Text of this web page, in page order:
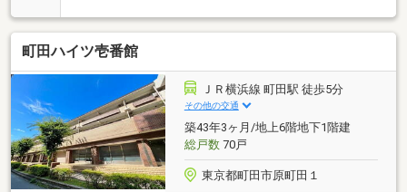
屋●専有面積約８３.６２㎡の４LDKタイプ●各居室に収
納スペースもありファミリーにおすすめな間取●前面
に遮る建物が無い為、陽当り、眺望が良好●LDには調
湿機能を持ち、気になるにおいや有害な物質も低減し
てくれるエコカラットを設置●１４１８サイズのゆと
りあるバスルーム●開放的なカウンターキッチンを採
用●生ごみの処理に便利なディスポーザー付●大切なペ
ットとお住まい頂けます（細則有）●安心安全なオー
トロックがあります●バストイレ別
町田ハイツ壱番館
ＪＲ横浜線 町田駅 徒歩5分
その他の交通
築43年3ヶ月/地上6階地下1階建
総戸数70戸
東京都町田市原町田１